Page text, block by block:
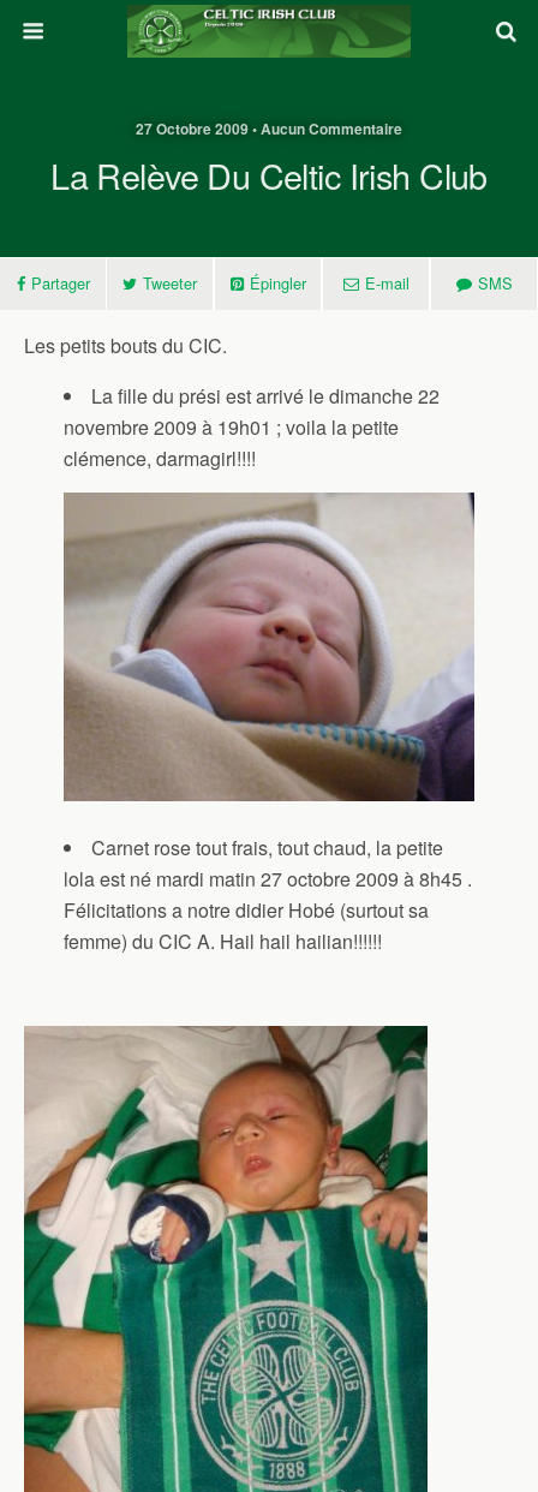
27 Octobre 2009 • Aucun Commentaire
La Relève Du Celtic Irish Club
Partager Tweeter Épingler E-mail SMS
Les petits bouts du CIC.
La fille du prési est arrivé le dimanche 22
novembre 2009 à 19h01 ; voila la petite
clémence, darmagirl!!!!
Carnet rose tout frais, tout chaud, la petite
lola est né mardi matin 27 octobre 2009 à 8h45 .
Félicitations a notre didier Hobé (surtout sa
femme) du CIC A. Hail hail hailian!!!!!!